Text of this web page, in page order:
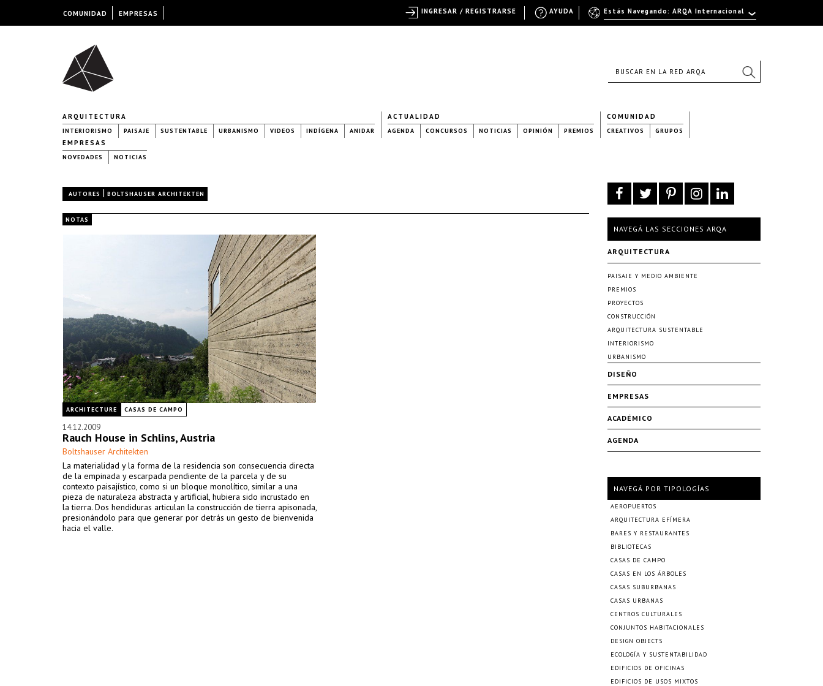
ARQUITECTURA
INTERIORISMO PAISAJE SUSTENTABLE URBANISMO VIDEOS INDÍGENA ANIDAR
ACTUALIDAD
AGENDA CONCURSOS NOTICIAS OPINIÓN PREMIOS
COMUNIDAD
CREATIVOS GRUPOS
EMPRESAS
NOVEDADES NOTICIAS
AUTORES | BOLTSHAUSER ARCHITEKTEN
NOTAS
ARCHITECTURE CASAS DE CAMPO
14.12.2009
Rauch House in Schlins, Austria
Boltshauser Architekten
La materialidad y la forma de la residencia son consecuencia directa
de la empinada y escarpada pendiente de la parcela y de su
contexto paisajístico, como si un bloque monolítico, similar a una
pieza de naturaleza abstracta y artificial, hubiera sido incrustado en
la tierra. Dos hendiduras articulan la construcción de tierra apisonada,
presionándolo para que generar por detrás un gesto de bienvenida
hacia el valle.
NAVEGÁ LAS SECCIONES ARQA
ARQUITECTURA
PAISAJE Y MEDIO AMBIENTE
PREMIOS
PROYECTOS
CONSTRUCCIÓN
ARQUITECTURA SUSTENTABLE
INTERIORISMO
URBANISMO
DISEÑO
EMPRESAS
ACADÉMICO
AGENDA
NAVEGÁ POR TIPOLOGÍAS
AEROPUERTOS
ARQUITECTURA EFÍMERA
BARES Y RESTAURANTES
BIBLIOTECAS
CASAS DE CAMPO
CASAS EN LOS ÁRBOLES
CASAS SUBURBANAS
CASAS URBANAS
CENTROS CULTURALES
CONJUNTOS HABITACIONALES
DESIGN OBJECTS
ECOLOGÍA Y SUSTENTABILIDAD
EDIFICIOS DE OFICINAS
EDIFICIOS DE USOS MIXTOS
COMUNIDAD EMPRESAS Estás Navegando: ARQA Internacional
AYUDA
INGRESAR / REGISTRARSE